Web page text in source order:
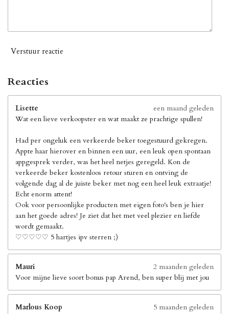
Verstuur reactie
Reacties
Lisette
een maand geleden
Wat een lieve verkoopster en wat maakt ze prachtige spullen!
Had per ongeluk een verkeerde beker toegestuurd gekregen.
Appte haar hierover en binnen een uur, een leuk open spontaan
appgesprek verder, was het heel netjes geregeld. Kon de
verkeerde beker kostenloos retour sturen en ontving de
volgende dag al de juiste beker met nog een heel leuk extraatje!
Echt enorm attent!
Ook voor persoonlijke producten met eigen foto's ben je hier
aan het goede adres! Je ziet dat het met veel plezier en liefde
wordt gemaakt.
♡♡♡♡♡ 5 hartjes ipv sterren ;)
Mauri
2 maanden geleden
Voor mijne lieve soort bonus pap Arend, ben super blij met jou
Marlous Koop
5 maanden geleden